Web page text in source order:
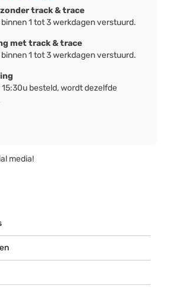
track & trace
1 tot 3 werkdagen verstuurd.
met track & trace
1 tot 3 werkdagen verstuurd.
besteld, wordt dezelfde
media!